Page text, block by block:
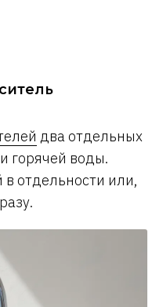
два отдельных
горячей воды.
отдельности или,